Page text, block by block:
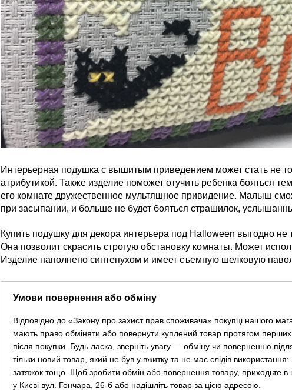
Интерьерная подушка с вышитым приведением может стать не
атрибутикой. Также изделие поможет отучить ребенка бояться
его комнате дружественное мультяшное привидение. Малыш
при засыпании, и больше не будет бояться страшилок,
Купить подушку для декора интерьера под Halloween выгодно не
Она позволит скрасить строгую обстановку комнаты. Может
Изделие наполнено синтепухом и имеет съемную шелковую
Умови повернення або обміну
Відповідно до «Закону про захист прав споживача» покупці нашого
мають право обміняти або повернути куплений товар протягом перших
після покупки. Будь ласка, зверніть увагу — обміну чи поверненню
тільки новий товар, який не був у вжитку та не має слідів використання:
затяжок тощо. Щоб зробити обмін або повернення товару, приходьте
у Києві вул. Гончара, 26-б або надішліть товар за цією адресою.